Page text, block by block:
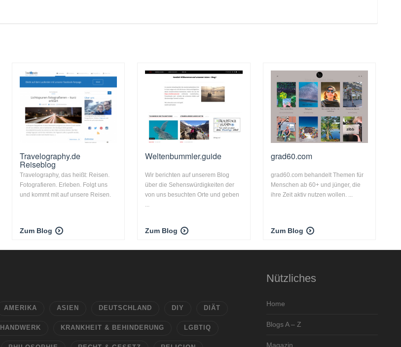
Travelography.de
Reiseblog
Travelography, das heißt: Reisen.
Fotografieren. Erleben. Folgt uns
und kommt mit auf unsere Reisen.
Zum Blog
Weltenbummler.guide
Wir berichten auf unserem Blog
über die Sehenswürdigkeiten der
von uns besuchten Orte und geben
...
Zum Blog
grad60.com
grad60.com behandelt Themen für
Menschen ab 60+ und jünger, die
ihre Zeit aktiv nutzen wollen. ...
Zum Blog
AMERIKA ASIEN DEUTSCHLAND DIY DIÄT
HANDWERK KRANKHEIT & BEHINDERUNG LGBTIQ
Nützliches
Home
Blogs A – Z
Magazin